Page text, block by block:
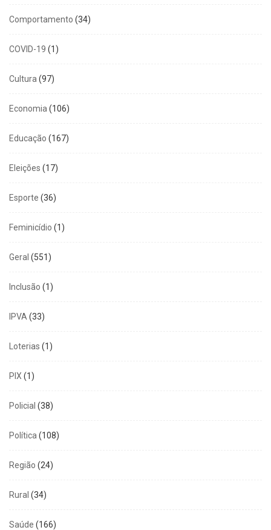
Comportamento (34)
COVID-19 (1)
Cultura (97)
Economia (106)
Educação (167)
Eleições (17)
Esporte (36)
Feminicídio (1)
Geral (551)
Inclusão (1)
IPVA (33)
Loterias (1)
PIX (1)
Policial (38)
Política (108)
Região (24)
Rural (34)
Saúde (166)